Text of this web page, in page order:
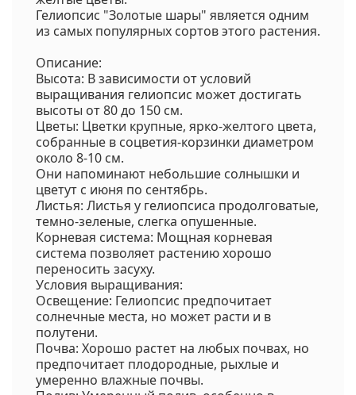
Гелиопсис "Золотые шары" является одним
из самых популярных сортов этого растения.
Описание:
Высота: В зависимости от условий
выращивания гелиопсис может достигать
высоты от 80 до 150 см.
Цветы: Цветки крупные, ярко-желтого цвета,
собранные в соцветия-корзинки диаметром
около 8-10 см.
Они напоминают небольшие солнышки и
цветут с июня по сентябрь.
Листья: Листья у гелиопсиса продолговатые,
темно-зеленые, слегка опушенные.
Корневая система: Мощная корневая
система позволяет растению хорошо
переносить засуху.
Условия выращивания:
Освещение: Гелиопсис предпочитает
солнечные места, но может расти и в
полутени.
Почва: Хорошо растет на любых почвах, но
предпочитает плодородные, рыхлые и
умеренно влажные почвы.